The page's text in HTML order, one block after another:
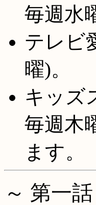
毎週水
テレビ
曜)。
キッズ
毎週木
ます。
～ 第一